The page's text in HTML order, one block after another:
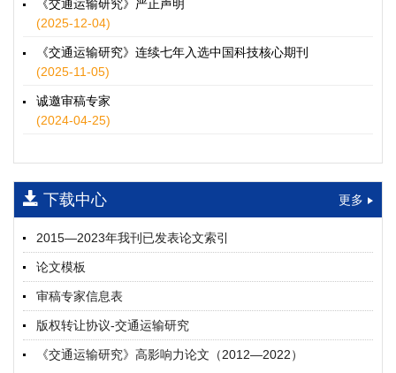
水运港-船多能源融合技术及集成应用——以宁波舟山港穿山港
童亮, 袁裕鹏, 袁成清, 唐道贵, 钟晓晖, 严新平
2026, 12(3): 125-136.
9931.2026.03.010
摘要 (29 ) HTML
师瑞峰, 程龙飞, 张凌志, 王亚彬, 刘状壮
2026, 12(3): 137-150.https://doi.org/10.16503/j.cnki.2095-
9931.2026.03.011
摘要 (14) HTML(13)
基于TimeXer模型的高速公路服务区充电负荷预测
孙偲赫, 宋国华, 朱子俊, 范鹏飞, 石莹
2026, 12(3): 151-162.
9931.2026.03.012
摘要 (19) HTML(19)
多层能源供给网络下高速公路系统韧性提升方法
《交通运输研究》严正声明
(2025-12-04)
《交通运输研究》连续七年入选中国科技核心期刊
(2025-11-05)
诚邀审稿专家
(2024-04-25)
下载中心 更多
2015—2023年我刊已发表论文索引
论文模板
审稿专家信息表
版权转让协议-交通运输研究
《交通运输研究》高影响力论文（2012—2022）